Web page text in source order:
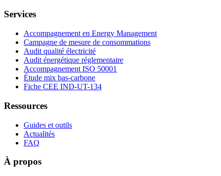
Services
Accompagnement en Energy Management
Campagne de mesure de consommations
Audit qualité électricité
Audit énergétique réglementaire
Accompagnement ISO 50001
Étude mix bas-carbone
Fiche CEE IND-UT-134
Ressources
Guides et outils
Actualités
FAQ
À propos